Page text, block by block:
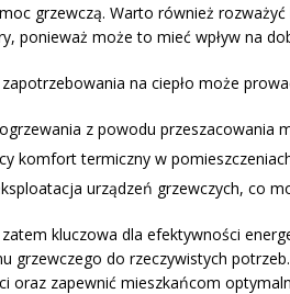
grzewczą. Warto również
ponieważ może to mieć wpływ na
na ciepło może
z powodu przeszacowania
komfort termiczny w
urządzeń grzewczych, co
kluczowa dla efektywności
grzewczego do rzeczywistych
oraz zapewnić mieszkańcom